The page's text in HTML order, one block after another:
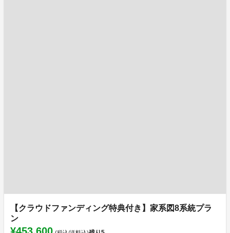
【クラウドファンディング特典付き】家系図8系統プラ
ン
¥453,600